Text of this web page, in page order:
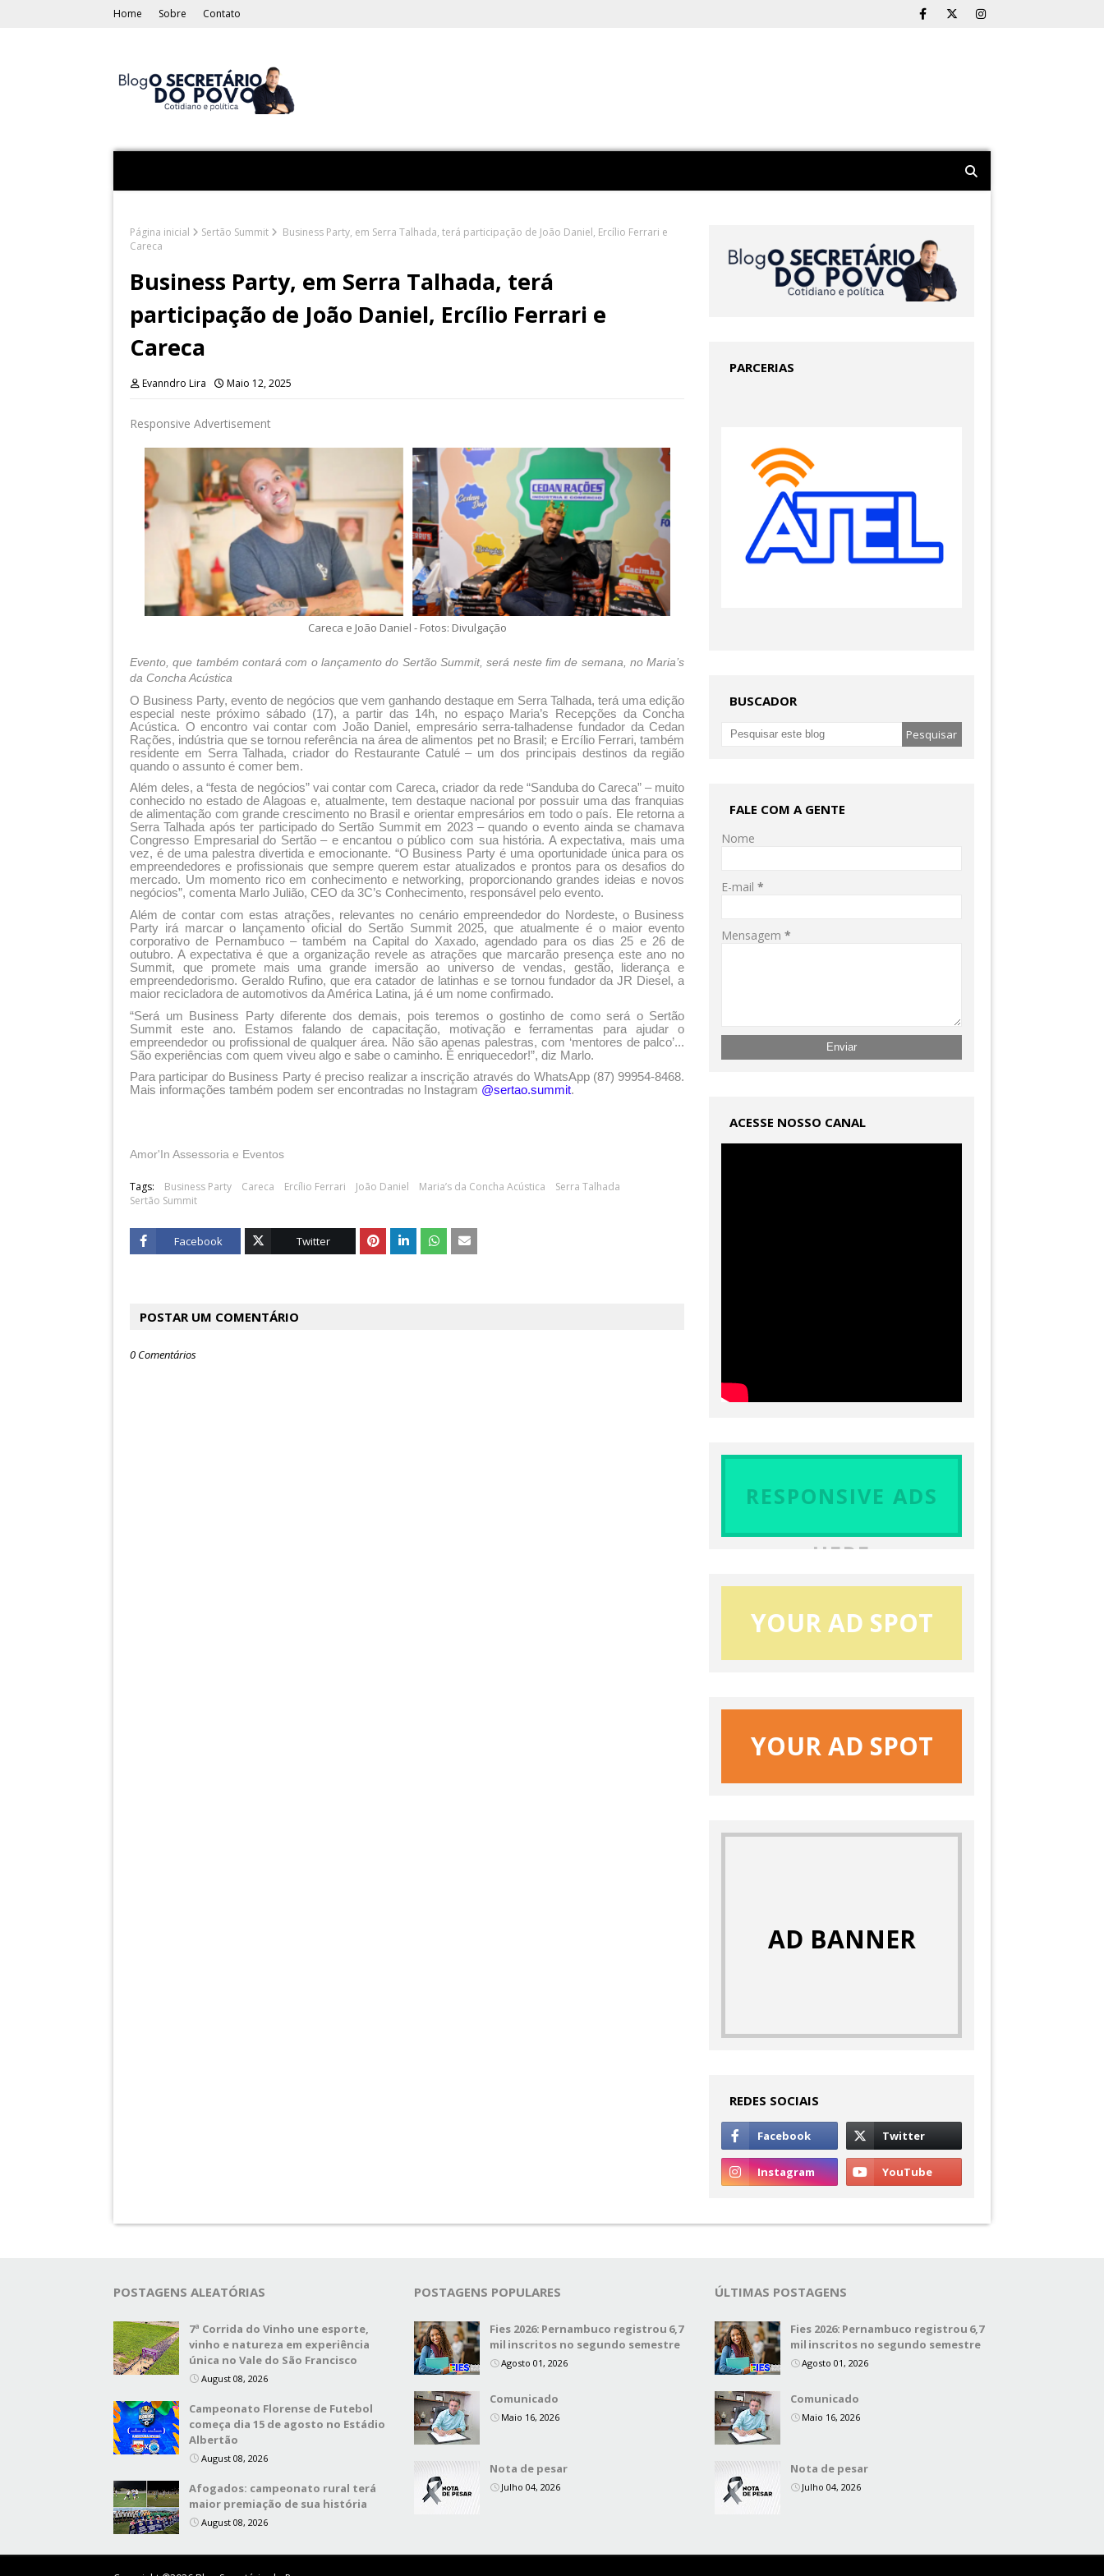
Home Sobre Contato
Página inicial Sertão Summit
Business Party, em Serra Talhada, terá participação de João Daniel, Ercílio Ferrari e
Careca
Business Party, em Serra Talhada, terá
participação de João Daniel, Ercílio Ferrari e
Careca
Evanndro Lira Maio 12, 2025
Responsive Advertisement
Careca e João Daniel - Fotos: Divulgação
Evento, que também contará com o lançamento do Sertão Summit, será neste fim de semana, no Maria’s
da Concha Acústica
O Business Party, evento de negócios que vem ganhando destaque em Serra Talhada, terá uma edição
especial neste próximo sábado (17), a partir das 14h, no espaço Maria’s Recepções da Concha
Acústica. O encontro vai contar com João Daniel, empresário serra-talhadense fundador da Cedan
Rações, indústria que se tornou referência na área de alimentos pet no Brasil; e Ercílio Ferrari, também
residente em Serra Talhada, criador do Restaurante Catulé – um dos principais destinos da região
quando o assunto é comer bem.
Além deles, a “festa de negócios” vai contar com Careca, criador da rede “Sanduba do Careca” – muito
conhecido no estado de Alagoas e, atualmente, tem destaque nacional por possuir uma das franquias
de alimentação com grande crescimento no Brasil e orientar empresários em todo o país. Ele retorna a
Serra Talhada após ter participado do Sertão Summit em 2023 – quando o evento ainda se chamava
Congresso Empresarial do Sertão – e encantou o público com sua história. A expectativa, mais uma
vez, é de uma palestra divertida e emocionante. “O Business Party é uma oportunidade única para os
empreendedores e profissionais que sempre querem estar atualizados e prontos para os desafios do
mercado. Um momento rico em conhecimento e networking, proporcionando grandes ideias e novos
negócios”, comenta Marlo Julião, CEO da 3C’s Conhecimento, responsável pelo evento.
Além de contar com estas atrações, relevantes no cenário empreendedor do Nordeste, o Business
Party irá marcar o lançamento oficial do Sertão Summit 2025, que atualmente é o maior evento
corporativo de Pernambuco – também na Capital do Xaxado, agendado para os dias 25 e 26 de
outubro. A expectativa é que a organização revele as atrações que marcarão presença este ano no
Summit, que promete mais uma grande imersão ao universo de vendas, gestão, liderança e
empreendedorismo. Geraldo Rufino, que era catador de latinhas e se tornou fundador da JR Diesel, a
maior recicladora de automotivos da América Latina, já é um nome confirmado.
“Será um Business Party diferente dos demais, pois teremos o gostinho de como será o Sertão
Summit este ano. Estamos falando de capacitação, motivação e ferramentas para ajudar o
empreendedor ou profissional de qualquer área. Não são apenas palestras, com ‘mentores de palco’...
São experiências com quem viveu algo e sabe o caminho. É enriquecedor!”, diz Marlo.
Para participar do Business Party é preciso realizar a inscrição através do WhatsApp (87) 99954-8468.
Mais informações também podem ser encontradas no Instagram @sertao.summit.
Amor'In Assessoria e Eventos
Tags: Business Party Careca Ercílio Ferrari João Daniel Maria’s da Concha Acústica
Serra Talhada
Sertão Summit
Facebook Twitter
POSTAR UM COMENTÁRIO
0 Comentários
PARCERIAS
BUSCADOR
FALE COM A GENTE
Nome
E-mail*
Mensagem*
ACESSE NOSSO CANAL
RESPONSIVE ADS
HERE
YOUR AD SPOT
YOUR AD SPOT
AD BANNER
REDES SOCIAIS
POSTAGENS ALEATÓRIAS
7ª Corrida do Vinho une esporte,
vinho e natureza em experiência
única no Vale do São Francisco
August 08, 2026
Campeonato Florense de Futebol
começa dia 15 de agosto no Estádio
Albertão
August 08, 2026
Afogados: campeonato rural terá
maior premiação de sua história
August 08, 2026
POSTAGENS POPULARES
Fies 2026: Pernambuco registrou 6,7
mil inscritos no segundo semestre
Agosto 01, 2026
Comunicado
Maio 16, 2026
Nota de pesar
Julho 04, 2026
ÚLTIMAS POSTAGENS
Fies 2026: Pernambuco registrou 6,7
mil inscritos no segundo semestre
Agosto 01, 2026
Comunicado
Maio 16, 2026
Nota de pesar
Julho 04, 2026